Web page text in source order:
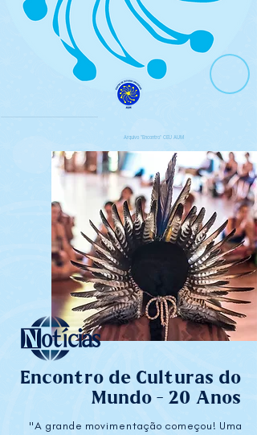
Arquivo "Encontro" CEU AUM
Encontro de Culturas do
Mundo - 20 Anos
"A grande movimentação começou! Uma